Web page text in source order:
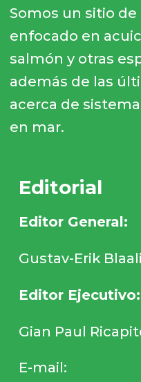
Somos un sitio
enfocado en
salmón y otras
además de las
acerca de
en mar.
Editorial
Editor General:
Gustav-Erik
Editor Ejecutivo:
Gian Paul
E-mail: